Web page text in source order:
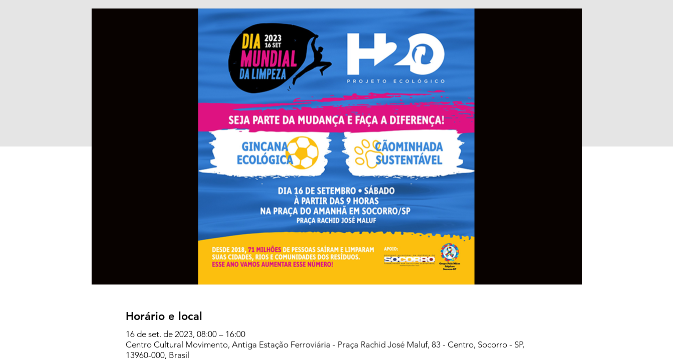
Horário e local
16 de set. de 2023, 08:00 – 16:00
Centro Cultural Movimento, Antiga Estação Ferroviária - Praça Rachid José Maluf, 83 - Centro, Socorro - SP,
13960-000, Brasil